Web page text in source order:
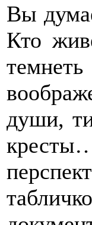
Вы
Кто
души,